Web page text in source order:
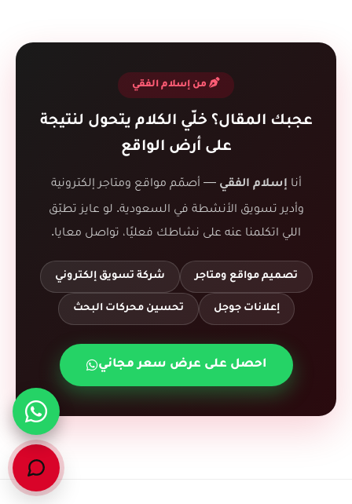
من إسلام الفقي
عجبك المقال؟ خلّي الكلام يتحول لنتيجة
على أرض الواقع
أنا إسلام الفقي — أصمّم مواقع ومتاجر إلكترونية
وأدير تسويق الأنشطة في السعودية. لو عايز تطبّق
اللي اتكلمنا عنه على نشاطك فعليًا، تواصل معايا.
تصميم مواقع ومتاجر شركة تسويق إلكتروني
إعلانات جوجل تحسين محركات البحث
احصل على عرض سعر مجاني